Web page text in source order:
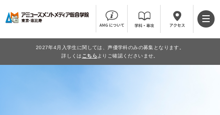
2027年4月入学生に関しては、声優学科のみの募集となります。
詳しくは こちら よりご確認くださいませ。